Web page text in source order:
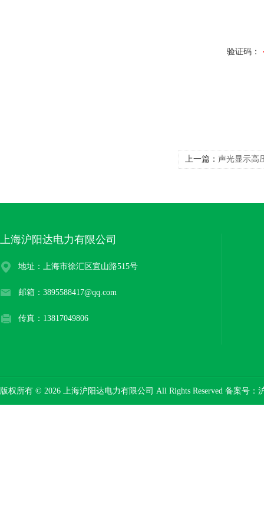
验证码：
上一篇： 声光显示高
上海沪阳达电力有限公司
地址：上海市徐汇区宜山路515号
邮箱：3895588417@qq.com
传真：13817049806
版权所有 © 2026 上海沪阳达电力有限公司 All Rights Reserved 备案号：